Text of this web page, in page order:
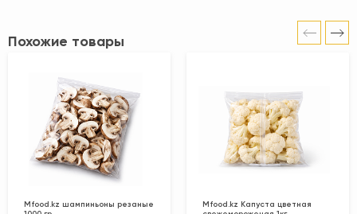
Похожие товары
Mfood.kz шампиньоны резаные
Mfood.kz Капуста цветная